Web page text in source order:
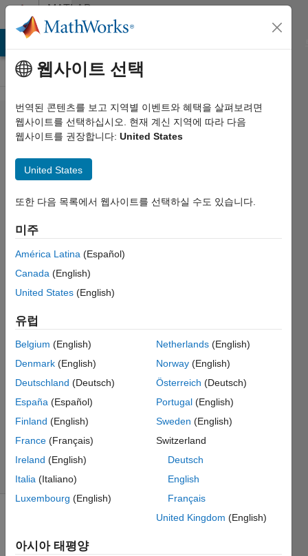
콘텐츠로 바로 가기
MATLAB
Answers
How
long
does it
take to
transfer
a mat
file to
cloud?
David
2015 8월
26
0 답변
시간: 2015
8월 31
조회 수:
10 (30일)
웹사이트 선택
번역된 콘텐츠를 보고 지역별 이벤트와 혜택을 살펴보려면
웹사이트를 선택하십시오. 현재 계신 지역에 따라 다음
웹사이트를 권장합니다: United States
United States
또한 다음 목록에서 웹사이트를 선택하실 수도 있습니다.
미주
América Latina (Español)
Canada (English)
United States (English)
유럽
Belgium (English)
Denmark (English)
Deutschland (Deutsch)
España (Español)
Finland (English)
France (Français)
Ireland (English)
Italia (Italiano)
Luxembourg (English)
Netherlands(English)
Norway(English)
Österreich (Deutsch)
Portugal(English)
Sweden (English)
Switzerland
Deutsch
English
Français
United Kingdom (English)
아시아 태평양